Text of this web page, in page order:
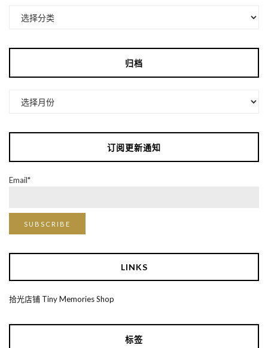
归档
订阅更新通知
Email*
LINKS
拾光店铺 Tiny Memories Shop
标签